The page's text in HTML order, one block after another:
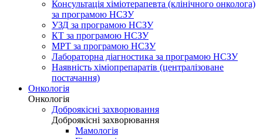
Консультація хіміотерапевта (клінічного онколога)
за програмою НСЗУ
УЗД за програмою НСЗУ
КТ за програмою НСЗУ
МРТ за програмою НСЗУ
Лабораторна діагностика за програмою НСЗУ
Наявність хіміопрепаратів (централізоване
постачання)
Онкологія
Онкологія
Доброякісні захворювання
Доброякісні захворювання
Мамологія